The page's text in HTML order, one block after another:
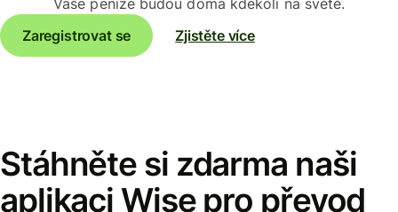
Zaregistrovat se
Zjistěte více
Stáhněte si zdarma naši
aplikaci Wise pro převod